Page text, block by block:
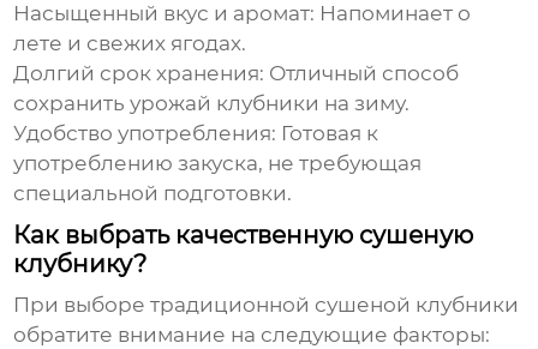
Насыщенный вкус и аромат: Напоминает о
лете и свежих ягодах.
Долгий срок хранения: Отличный способ
сохранить урожай клубники на зиму.
Удобство употребления: Готовая к
употреблению закуска, не требующая
специальной подготовки.
Как выбрать качественную сушеную
клубнику?
При выборетрадиционной сушеной клубники
обратите внимание на следующие факторы: